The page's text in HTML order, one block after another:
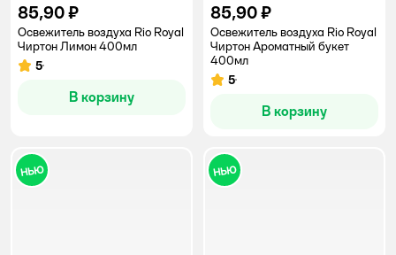
85,90 ₽
Освежитель воздуха Rio Royal
Чиртон Лимон 400мл
Рейтинг:
5
В корзину
85,90 ₽
Освежитель воздуха Rio Royal
Чиртон Ароматный букет
400мл
Рейтинг:
5
В корзину